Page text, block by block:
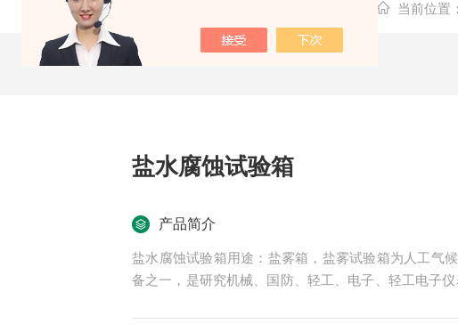
当前位置：
盐水腐蚀试验箱
产品简介
盐水腐蚀试验箱用途：盐雾箱，盐雾试验箱为人工气
备之一，是研究机械、国防、轻工、电子、轻工电子